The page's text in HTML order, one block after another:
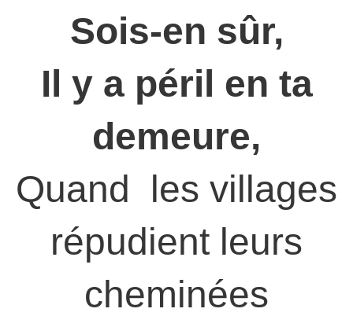
Sois-en sûr,
Il y a péril en ta
demeure,
Quand les villages
répudient leurs
cheminées